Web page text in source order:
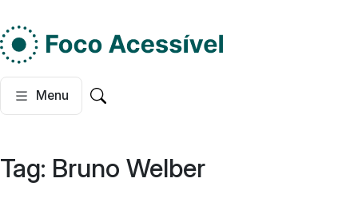
Do lado esquerdo,
Menu
Pesquisar no site
Tag: Bruno Welber